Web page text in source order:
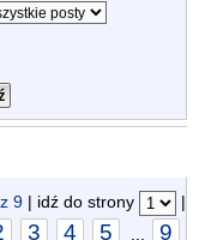
z 9 | idź do strony |
3 4 5 9